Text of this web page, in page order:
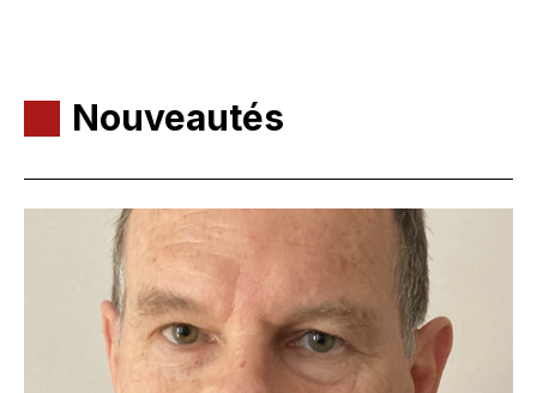
Nouveautés